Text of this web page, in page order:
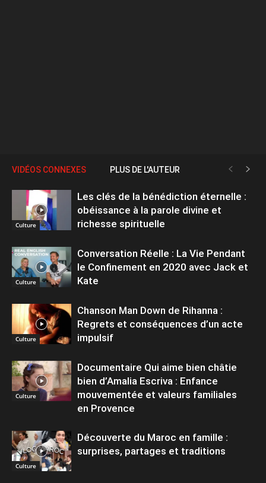
VIDÉOS CONNEXES PLUS DE L'AUTEUR
Culture
Les clés de la bénédiction éternelle :
obéissance à la parole divine et
richesse spirituelle
Culture
Conversation Réelle : La Vie Pendant
le Confinement en 2020 avec Jack et
Kate
Culture
Chanson Man Down de Rihanna :
Regrets et conséquences d’un acte
impulsif
Culture
Documentaire Qui aime bien châtie
bien d’Amalia Escriva : Enfance
mouvementée et valeurs familiales
en Provence
Culture
Découverte du Maroc en famille :
surprises, partages et traditions